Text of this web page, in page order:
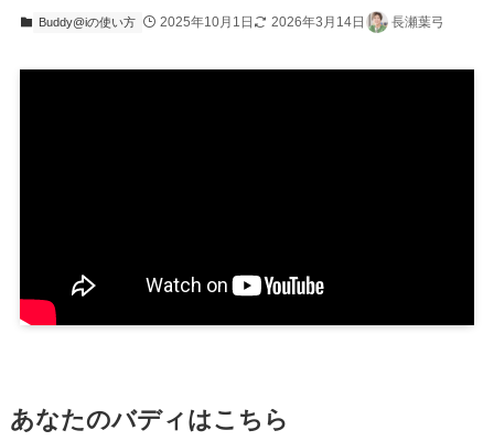
Buddy@iの使い方 2025年10月1日 2026年3月14日 長瀬葉弓
あなたのバディはこちら